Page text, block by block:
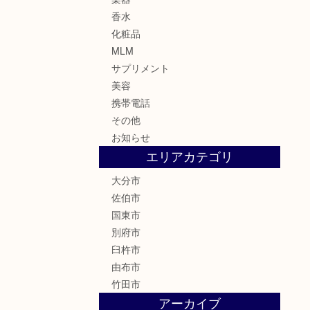
香水
化粧品
MLM
サプリメント
美容
携帯電話
その他
お知らせ
エリアカテゴリ
大分市
佐伯市
国東市
別府市
臼杵市
由布市
竹田市
アーカイブ